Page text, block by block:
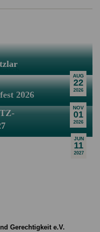
AUG
22
2026
NOV
01
2026
2026
JUN
11
2027
Gerechtigkeit e.V.